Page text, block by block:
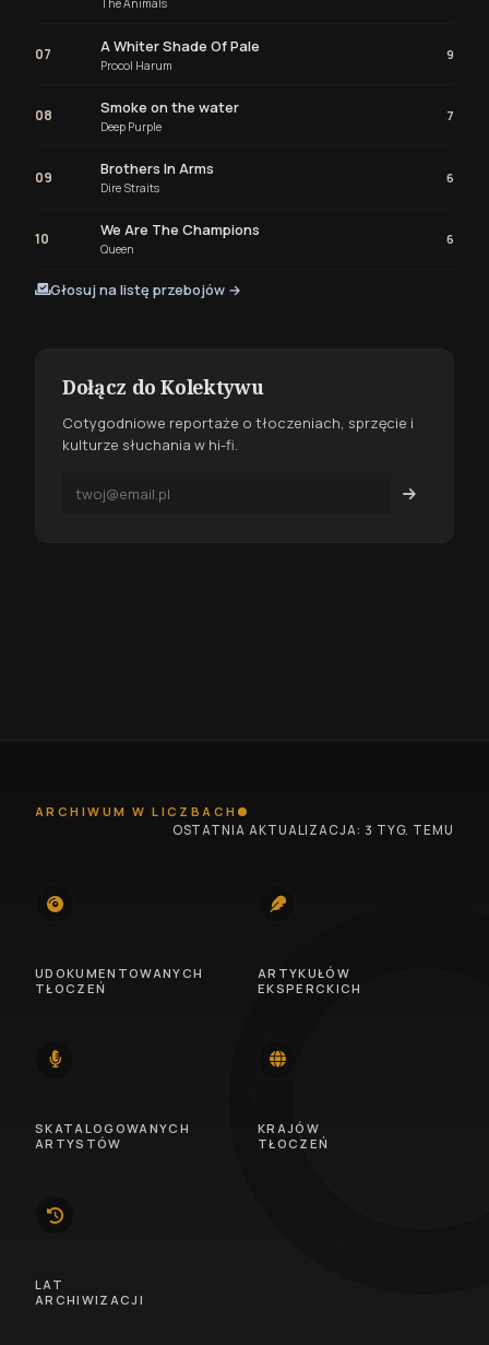
The Animals
07 A Whiter Shade Of Pale
Procol Harum
9
08 Smoke on the water
Deep Purple
7
09 Brothers In Arms
Dire Straits
6
10 We Are The Champions
Queen
6
Głosuj na listę przebojów →
Dołącz do Kolektywu
Cotygodniowe reportaże o tłoczeniach, sprzęcie i
kulturze słuchania w hi-fi.
ARCHIWUM W LICZBACH
OSTATNIA AKTUALIZACJA: 3 TYG. TEMU
UDOKUMENTOWANYCH
TŁOCZEŃ
ARTYKUŁÓW
EKSPERCKICH
SKATALOGOWANYCH
ARTYSTÓW
KRAJÓW
TŁOCZEŃ
LAT
ARCHIWIZACJI